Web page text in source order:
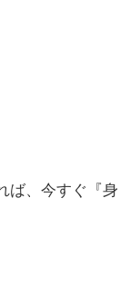
ば、今すぐ『身